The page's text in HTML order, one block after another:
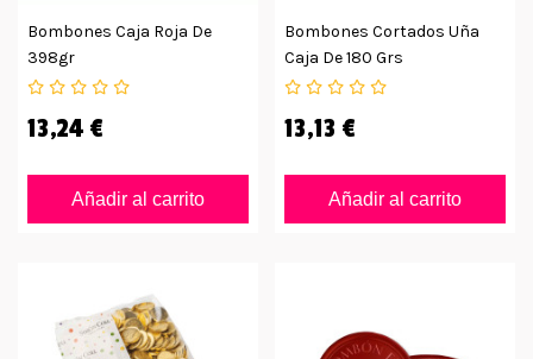
Bombones Caja Roja De
398gr
13,24 €
Añadir al carrito
Bombones Cortados Uña
Caja De 180 Grs
13,13 €
Añadir al carrito